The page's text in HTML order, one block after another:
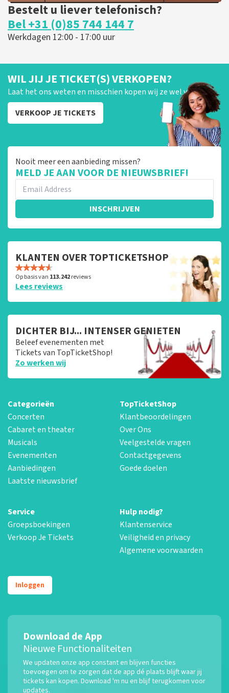
Bestelt u liever telefonisch?
Bel +31 (0)85 744 144 7
Werkdagen 12:00 - 17:00 uur
WIL JIJ JE TICKET(S) VERKOPEN?
Laat het ons weten en misschien kopen wij ze wel van je!
VERKOOP JE TICKETS
Nooit meer een aanbieding missen?
MELD JE AAN VOOR DE NIEUWSBRIEF!
INSCHRIJVEN
KLANTEN OVER TOPTICKETSHOP
Op basis van 113.242reviews
Lees reviews
DICHTER BIJ... INTENSER GENIETEN
Beleef evenementen met
Tickets van TopTicketShop!
Zo werken wij
Categorieën
Concerten
Cabaret en theater
Musicals
Evenementen
Aanbiedingen
Laatste nieuwsbrief
TopTicketShop
Klantbeoordelingen
Over Ons
Veelgestelde vragen
Contactgegevens
Goede doelen
Service
Groepsboekingen
Verkoop Je Tickets
Hulp nodig?
Klantenservice
Veiligheid en privacy
Algemene voorwaarden
Inloggen
Download de App
Nieuwe Functionaliteiten
We updaten onze app constant en blijven functies
toevoegen om te zorgen dat de app dé plaats blijft waar jij
tickets kan kopen. Download 'm nu en blijf terugkomen voor
updates.